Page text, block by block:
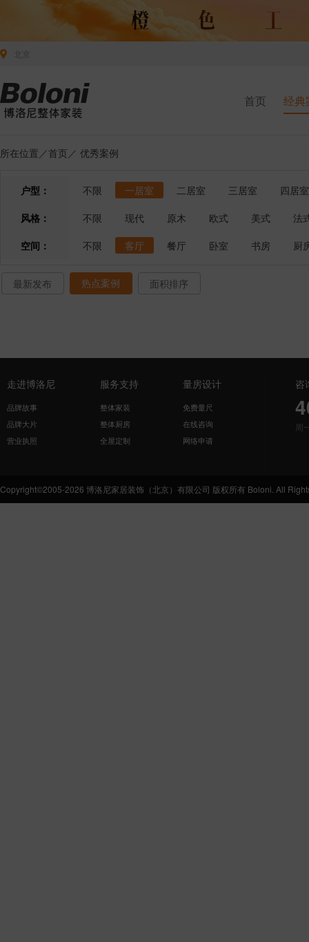
首页 经典
所在位置／首页 ／ 优秀案例
户型： 不限 一居室 二居室 三居室
四居室
风格：
不限 现代 原木 欧式 美式
法
空间：
不限 客厅 餐厅 卧室 书房 厨
最新发布 热点案例 面积排序
走进博洛尼
品牌故事
品牌大片
营业执照
服务支持
整体家装
整体厨房
全屋定制
量房设计
免费量尺
在线咨询
网络申请
咨
周
Copyright©2005-2026 博洛尼家居装饰（北京）有限公司 版权所有 Boloni. All